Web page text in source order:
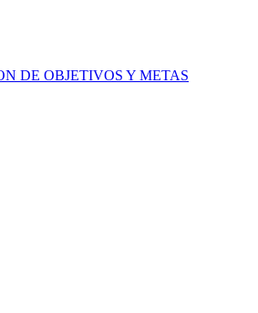
DE OBJETIVOS Y METAS